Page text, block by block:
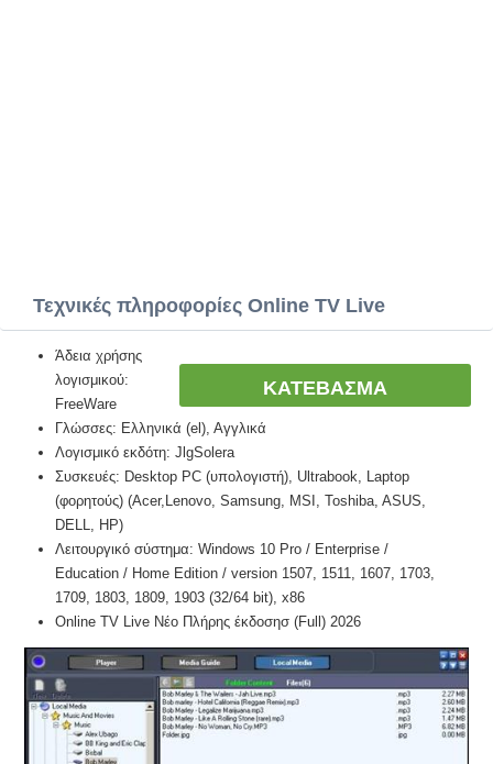
Τεχνικές πληροφορίες Online TV Live
ΚΑΤΕΒΑΣΜΑ
Άδεια χρήσης
λογισμικού:
FreeWare
Γλώσσες: Ελληνικά (el), Αγγλικά
Λογισμικό εκδότη: JlgSolera
Συσκευές: Desktop PC (υπολογιστή), Ultrabook, Laptop
(φορητούς) (Acer,Lenovo, Samsung, MSI, Toshiba, ASUS,
DELL, HP)
Λειτουργικό σύστημα: Windows 10 Pro / Enterprise /
Education / Home Edition / version 1507, 1511, 1607, 1703,
1709, 1803, 1809, 1903 (32/64 bit), x86
Online TV Live Νέο Πλήρης έκδοσησ (Full) 2026